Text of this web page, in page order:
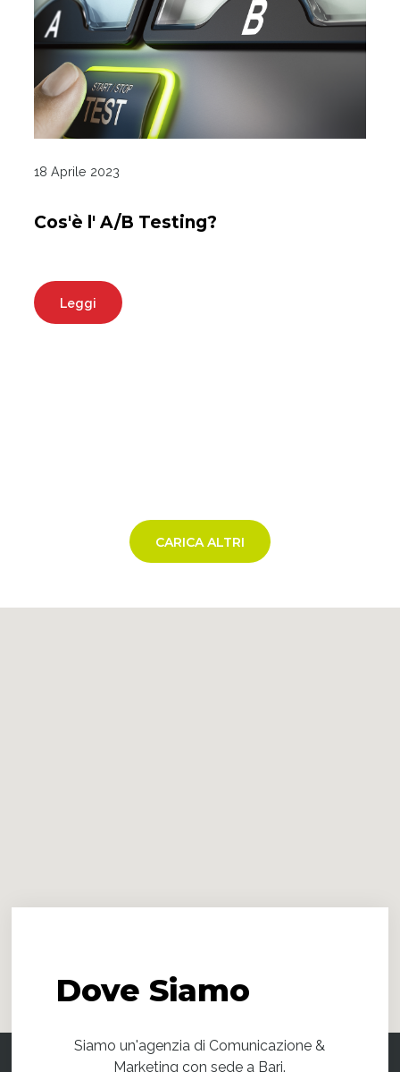
18 Aprile 2023
Cos'è l' A/B Testing?
Leggi
CARICA ALTRI
DoveSiamo
Siamo un'agenzia di Comunicazione &
Marketing con sede a Bari.